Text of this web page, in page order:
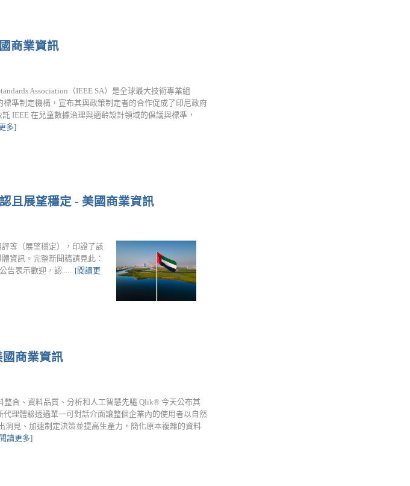
商業資訊
Association（IEEE SA）是全球最大技術專業組
準制定機構，宣布其與政策制定者的合作促成了印尼政府
IEEE 在兒童數據治理與適齡設計領域的倡議與標準，
多]
且展望穩定 - 美國商業資訊
等（展望穩定），印證了該
資訊。完整新聞稿請見此：
告表示歡迎，認...... [閱讀更
商業資訊
整合、資料品質、分析和人工智慧先驅 Qlik® 今天公布其
理體驗透過單一可對話介面讓整個企業內的使用者以自然
洞見、加速制定決策並提高生產力，簡化原本複雜的資料
讀更多]